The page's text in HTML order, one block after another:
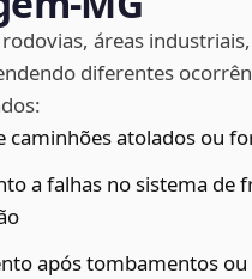
áreas
diferentes
caminhões atolados ou
a falhas no sistema de
após tombamentos